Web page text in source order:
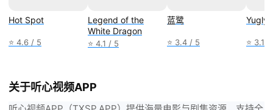
Hot Spot
⭐ 4.6 / 5
Legend of the
White Dragon
⭐ 4.1 / 5
蓝鹭
⭐ 3.4 / 5
Yugly
⭐ 3.1 /
关于听心视频APP